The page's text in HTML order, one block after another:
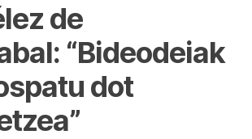
de
“Bideodeiak
dot